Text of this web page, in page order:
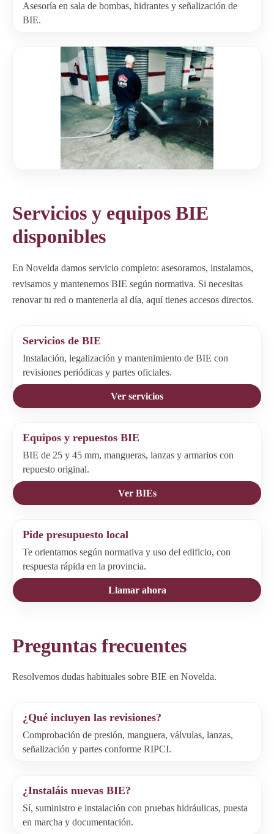
Asesoría en sala de bombas, hidrantes y señalización de
BIE.
Servicios y equipos BIE
disponibles
En Novelda damos servicio completo: asesoramos, instalamos,
revisamos y mantenemos BIE según normativa. Si necesitas
renovar tu red o mantenerla al día, aquí tienes accesos directos.
Servicios de BIE
Instalación, legalización y mantenimiento de BIE con
revisiones periódicas y partes oficiales.
Ver servicios
Equipos y repuestos BIE
BIE de 25 y 45 mm, mangueras, lanzas y armarios con
repuesto original.
Ver BIEs
Pide presupuesto local
Te orientamos según normativa y uso del edificio, con
respuesta rápida en la provincia.
Llamar ahora
Preguntas frecuentes
Resolvemos dudas habituales sobre BIE en Novelda.
¿Qué incluyen las revisiones?
Comprobación de presión, manguera, válvulas, lanzas,
señalización y partes conforme RIPCI.
¿Instaláis nuevas BIE?
Sí, suministro e instalación con pruebas hidráulicas, puesta
en marcha y documentación.